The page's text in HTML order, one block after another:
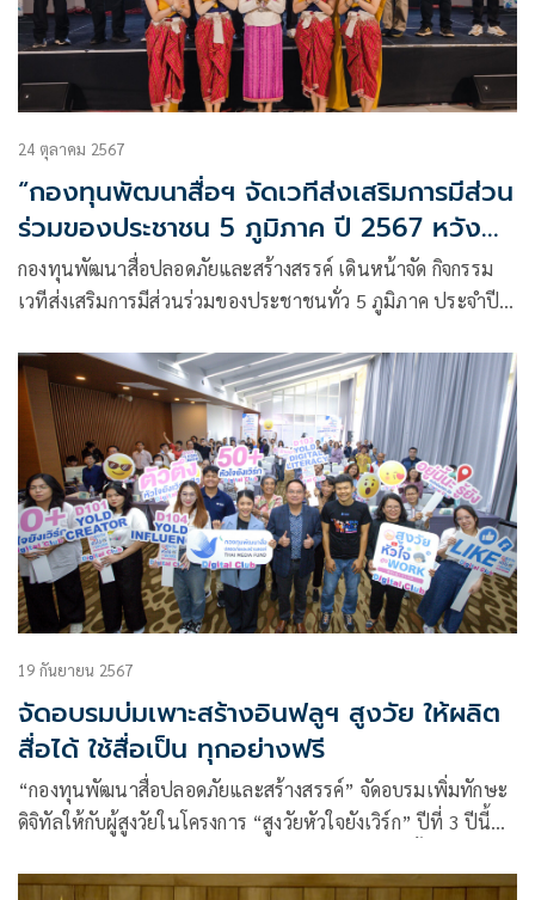
24 ตุลาคม 2567
“กองทุนพัฒนาสื่อฯ จัดเวทีส่งเสริมการมีส่วน
ร่วมของประชาชน 5 ภูมิภาค ปี 2567 หวัง
สร้างการเปลี่ยนแปลงสังคมด้วยสื่อ
สร้างสรรค์ เริ่มต้นบุกอีสาน จ.ร้อยเอ็ด”
กองทุนพัฒนาสื่อปลอดภัยและสร้างสรรค์ เดินหน้าจัด กิจกรรม
เวทีส่งเสริมการมีส่วนร่วมของประชาชนทั่ว 5 ภูมิภาค ประจำปี
19 กันยายน 2567
จัดอบรมบ่มเพาะสร้างอินฟลูฯ สูงวัย ให้ผลิต
สื่อได้ ใช้สื่อเป็น ทุกอย่างฟรี
“กองทุนพัฒนาสื่อปลอดภัยและสร้างสรรค์” จัดอบรมเพิ่มทักษะ
ดิจิทัลให้กับผู้สูงวัยในโครงการ “สูงวัยหัวใจยังเวิร์ก” ปีที่ 3 ปีนี้
onsite ไปพร้อม ๆ กับ online โดย กองทุนฯ ได้เตรียมน้อง ๆ